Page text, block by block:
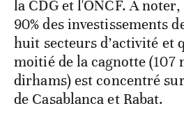
la CDG et l'ONCF. A
90% des investissements
huit secteurs d’activité et
moitié de la cagnotte (107
dirhams) est concentré
de Casablanca et Rabat.